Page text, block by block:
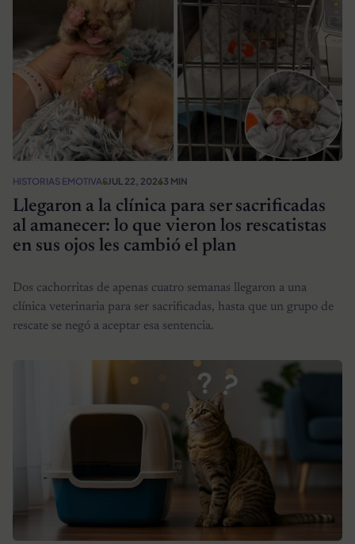
HISTORIAS EMOTIVASJUL 22, 20263 MIN
Llegaron a la clínica para ser sacrificadas
al amanecer: lo que vieron los rescatistas
en sus ojos les cambió el plan
Dos cachorritas de apenas cuatro semanas llegaron a una
clínica veterinaria para ser sacrificadas, hasta que un grupo de
rescate se negó a aceptar esa sentencia.